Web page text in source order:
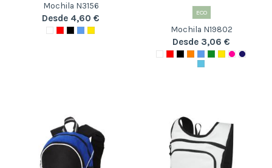
Mochila N3156
Desde 4,60 €
ECO
Mochila N19802
Desde 3,06 €